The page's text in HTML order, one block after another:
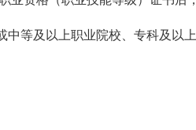
中等及以上职业院校、专科及以